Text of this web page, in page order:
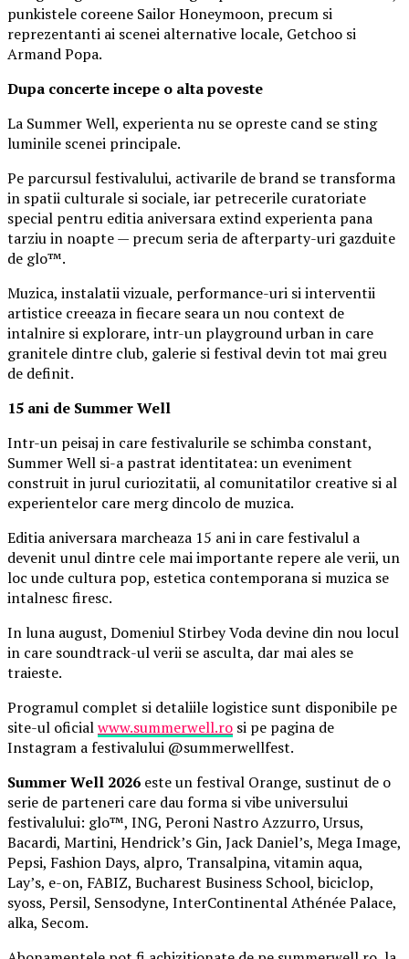
punkistele coreene Sailor Honeymoon, precum si
reprezentanti ai scenei alternative locale, Getchoo si
Armand Popa.
Dupa concerte incepe o alta poveste
La Summer Well, experienta nu se opreste cand se sting
luminile scenei principale.
Pe parcursul festivalului, activarile de brand se transforma
in spatii culturale si sociale, iar petrecerile curatoriate
special pentru editia aniversara extind experienta pana
tarziu in noapte — precum seria de afterparty-uri gazduite
de glo™.
Muzica, instalatii vizuale, performance-uri si interventii
artistice creeaza in fiecare seara un nou context de
intalnire si explorare, intr-un playground urban in care
granitele dintre club, galerie si festival devin tot mai greu
de definit.
15 ani de Summer Well
Intr-un peisaj in care festivalurile se schimba constant,
Summer Well si-a pastrat identitatea: un eveniment
construit in jurul curiozitatii, al comunitatilor creative si al
experientelor care merg dincolo de muzica.
Editia aniversara marcheaza 15 ani in care festivalul a
devenit unul dintre cele mai importante repere ale verii, un
loc unde cultura pop, estetica contemporana si muzica se
intalnesc firesc.
In luna august, Domeniul Stirbey Voda devine din nou locul
in care soundtrack-ul verii se asculta, dar mai ales se
traieste.
Programul complet si detaliile logistice sunt disponibile pe
site-ul oficialwww.summerwell.ro si pe pagina de
Instagram a festivalului @summerwellfest.
Summer Well 2026 este un festival Orange, sustinut de o
serie de parteneri care dau forma si vibe universului
festivalului: glo™, ING, Peroni Nastro Azzurro, Ursus,
Bacardi, Martini, Hendrick’s Gin, Jack Daniel’s, Mega Image,
Pepsi, Fashion Days, alpro, Transalpina, vitamin aqua,
Lay’s, e-on, FABIZ, Bucharest Business School, biciclop,
syoss, Persil, Sensodyne, InterContinental Athénée Palace,
alka, Secom.